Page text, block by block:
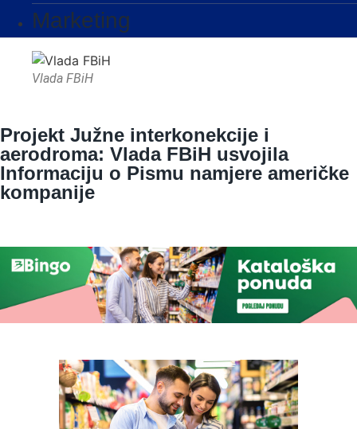
Marketing
Vlada FBiH
Projekt Južne interkonekcije i
aerodroma: Vlada FBiH usvojila
Informaciju o Pismu namjere američke
kompanije